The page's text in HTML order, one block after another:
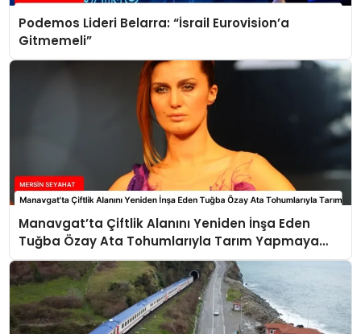
Podemos Lideri Belarra: “İsrail Eurovision’a
Gitmemeli”
Manavgat’ta Çiftlik Alanını Yeniden İnşa Eden
Tuğba Özay Ata Tohumlarıyla Tarım Yapmaya
Hazırlanıyor